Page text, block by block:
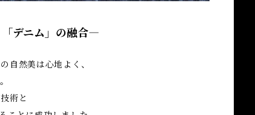
デニム」の融合―
自然美は心地よく、
術と